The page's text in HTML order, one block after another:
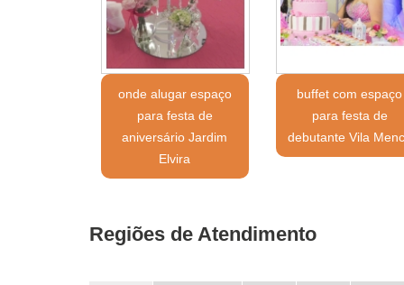
onde alugar espaço
para festa de
aniversário Jardim
Elvira
buffet com espaço
para festa de
debutante Vila
Regiões de Atendimento